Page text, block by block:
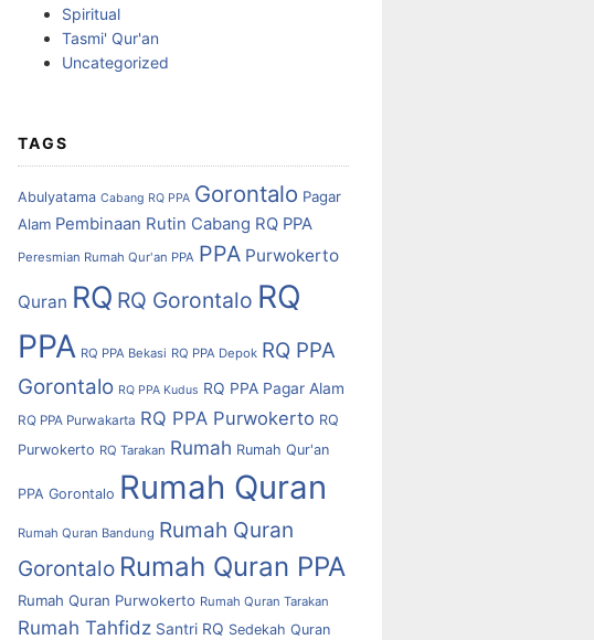
Spiritual
Tasmi' Qur'an
Uncategorized
TAGS
Abulyatama Cabang RQ PPA Gorontalo Pagar
Alam Pembinaan Rutin Cabang RQ PPA
Peresmian Rumah Qur'an PPA PPA Purwokerto
Quran RQ RQ Gorontalo RQ
PPA RQ PPA Bekasi RQ PPA Depok RQ PPA
Gorontalo RQ PPA Kudus RQ PPA Pagar Alam
RQ PPA Purwakarta RQ PPA Purwokerto RQ
Purwokerto RQ Tarakan Rumah Rumah Qur'an
PPA Gorontalo Rumah Quran
Rumah Quran Bandung Rumah Quran
Gorontalo Rumah Quran PPA
Rumah Quran Purwokerto Rumah Quran Tarakan
Rumah Tahfidz Santri RQ Sedekah Quran